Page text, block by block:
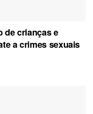
de crianças e
a crimes sexuais